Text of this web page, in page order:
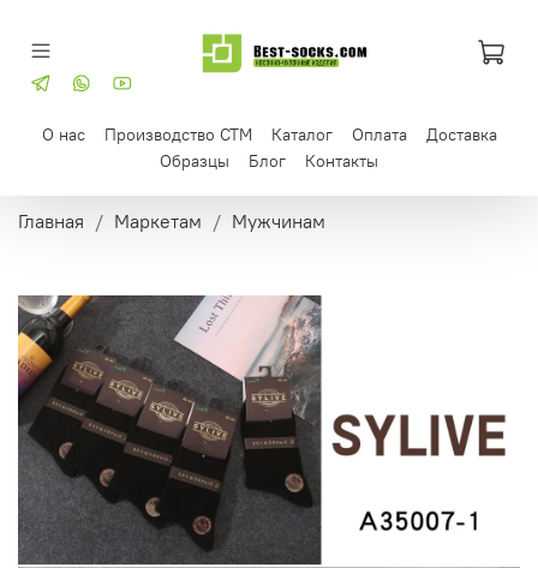
О нас Производство СТМ Каталог Оплата
Доставка
Образцы
Блог Контакты
Главная Маркетам Мужчинам